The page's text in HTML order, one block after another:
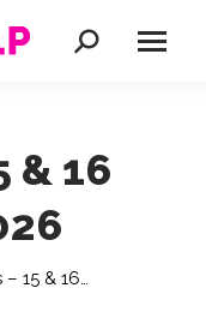
Recherche
& 16
15 & 16…